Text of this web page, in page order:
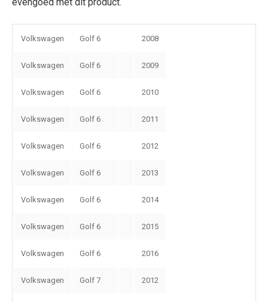
Volkswagen Golf 6 2008
Volkswagen Golf 6 2009
Volkswagen Golf 6 2010
Volkswagen Golf 6 2011
Volkswagen Golf 6 2012
Volkswagen Golf 6 2013
Volkswagen Golf 6 2014
Volkswagen Golf 6 2015
Volkswagen Golf 6 2016
Volkswagen Golf 7 2012